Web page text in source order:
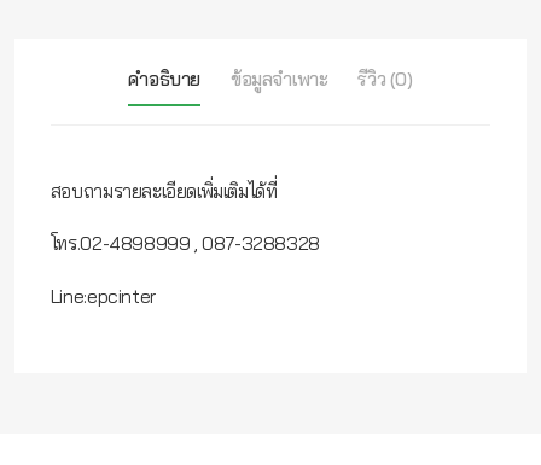
คำอธิบาย ข้อมูลจำเพาะ รีวิว (0)
สอบถามรายละเอียดเพิ่มเติมได้ที่
โทร.02-4898999 , 087-3288328
Line:epcinter